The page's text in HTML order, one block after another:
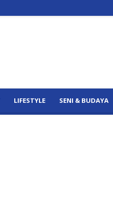
LIFESTYLE SENI & BUDAYA